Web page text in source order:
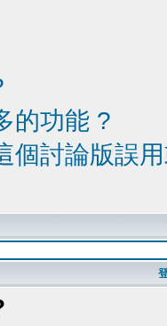
的功能 ?
個討論版誤